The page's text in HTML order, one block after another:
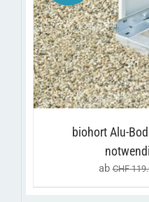
AUSFÜHRUNG
biohort Alu-
abCHF